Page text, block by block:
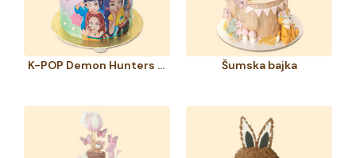
TORTA pravi itorte sa crtanim junacima,torte sa životinjama
torte za krštenja. Uverite se zašto je TORTA uvek pravi
izbor za sve vrste proslava.
K-POP Demon Hunters torta Šumska bajka